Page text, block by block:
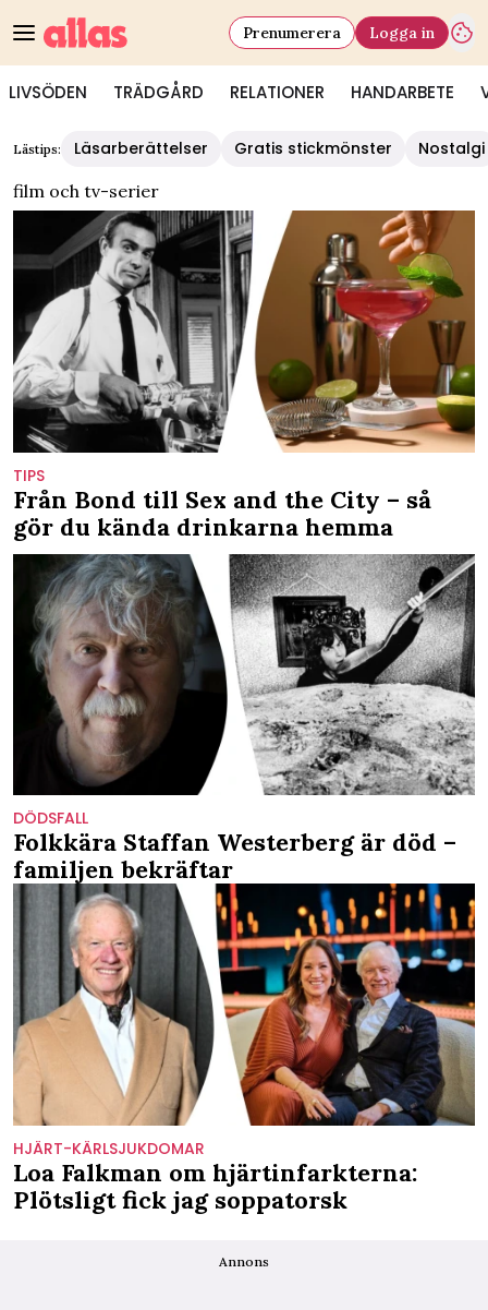
LIVSÖDEN TRÄDGÅRD RELATIONER HANDARBETE
Prenumerera Logga in
Lästips: Läsarberättelser Gratis stickmönster
Nostalgi
film och tv-serier
TIPS
Från Bond till Sex and the City – så
gör du kända drinkarna hemma
DÖDSFALL
Folkkära Staffan Westerberg är död –
familjen bekräftar
HJÄRT-KÄRLSJUKDOMAR
Loa Falkman om hjärtinfarkterna:
Plötsligt fick jag soppatorsk
Annons